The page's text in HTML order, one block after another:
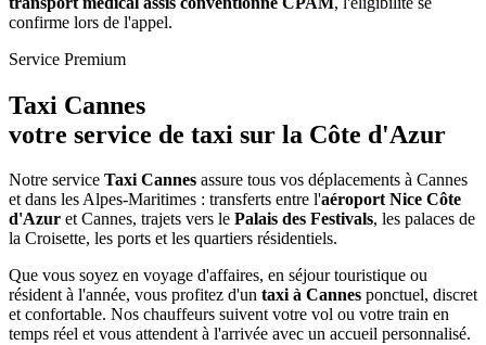
confirme lors de l'appel.
Service Premium
Taxi Cannes
votre service de taxi sur la Côte d'Azur
Notre service Taxi Cannes assure tous vos déplacements à Cannes
et dans les Alpes-Maritimes : transferts entre l'aéroport Nice Côte
d'Azur et Cannes, trajets vers le Palais des Festivals, les palaces de
la Croisette, les ports et les quartiers résidentiels.
Que vous soyez en voyage d'affaires, en séjour touristique ou
résident à l'année, vous profitez d'un taxi à Cannes ponctuel, discret
et confortable. Nos chauffeurs suivent votre vol ou votre train en
temps réel et vous attendent à l'arrivée avec un accueil personnalisé.